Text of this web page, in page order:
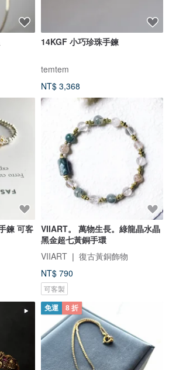
14KGF 小巧珍珠手鍊
temtem
NT$ 3,368
鍊 可客
VIIART。 萬物生長。綠龍晶水晶
黑金超七黃銅手環
VIIART ❘ 復古黃銅飾物
NT$ 790
可客製
免運 8 折